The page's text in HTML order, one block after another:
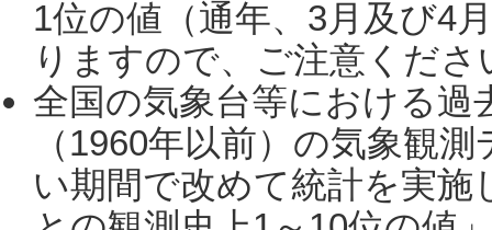
1位の値（通年、3月及び4
りますので、ご注意くだ
全国の気象台等における過
（1960年以前）の気象観
い期間で改めて統計を実